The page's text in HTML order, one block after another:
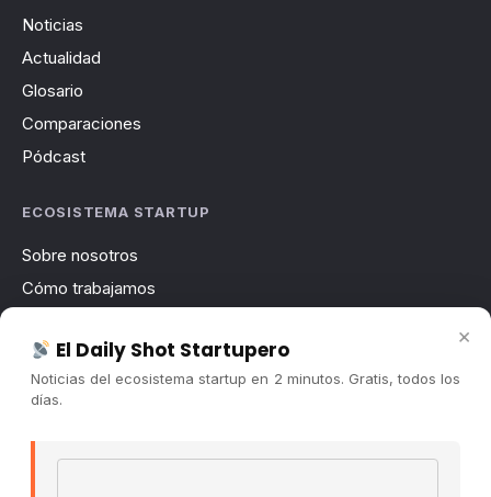
Noticias
Actualidad
Glosario
Comparaciones
Pódcast
ECOSISTEMA STARTUP
Sobre nosotros
Cómo trabajamos
Contacto
Publicidad
×
El Daily Shot Startupero
Noticias del ecosistema startup en 2 minutos. Gratis, todos los
días.